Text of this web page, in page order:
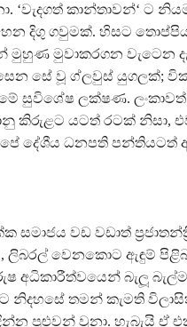
‘වැදගත් කාන්තාවන්‘ ට
දිගු ගවුමක්. හිසට
මුහුණ මුවාකරගන වැටෙන
සේ වූ ග්ලවුස් යුගලක්;
සුවිශේෂ ලක්ෂණ.
කිරුළට යටත් රටක් නිසා,
දේශීය ධනපති පන්තියටත්
සමාජය වඩ වඩාත්
වෙනකොට ඇඳුම්
අධිකාරීත්වයෙන් බැලූ
නිදහසේ තමන් කැමති
පුළුවන් වුනා. හැබැයි ඒ